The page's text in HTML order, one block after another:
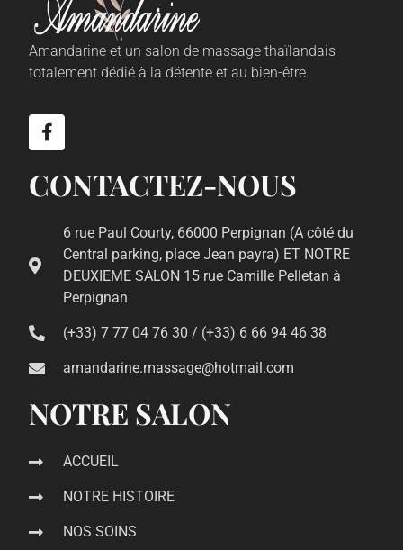
Amandarine et un salon de massage thaïlandais
totalement dédié à la détente et au bien-être.
CONTACTEZ-NOUS
6 rue Paul Courty, 66000 Perpignan (A côté du
Central parking, place Jean payra) ET NOTRE
DEUXIEME SALON 15 rue Camille Pelletan à
Perpignan
(+33) 7 77 04 76 30 / (+33) 6 66 94 46 38
amandarine.massage@hotmail.com
NOTRE SALON
ACCUEIL
NOTRE HISTOIRE
NOS SOINS